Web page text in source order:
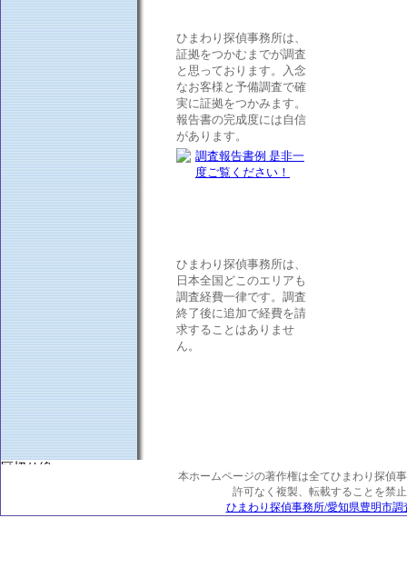
ひまわり探偵事務所は、
証拠をつかむまでが調査
と思っております。入念
なお客様と予備調査で確
実に証拠をつかみます。
報告書の完成度には自信
があります。
ひまわり探偵事務所は、
日本全国どこのエリアも
調査経費一律です。調査
終了後に追加で経費を請
求することはありませ
ん。
本ホームページの著作権は全てひまわり探偵
許可なく複製、転載することを禁
ひまわり探偵事務所/愛知県豊明市調